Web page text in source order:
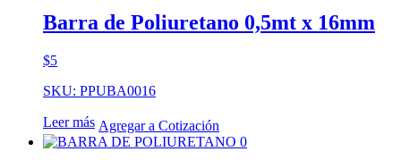
Barra de Poliuretano 0,5mt x 16mm
$5
SKU: PPUBA0016
Leer más Agregar a Cotización